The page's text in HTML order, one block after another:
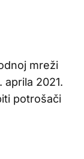
mreži
aprila 2021.
potrošači